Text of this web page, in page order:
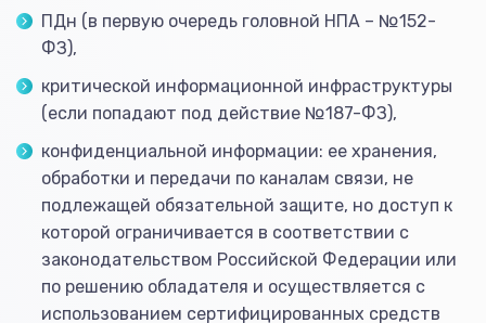
ПДн (в первую очередь головной НПА – №152-
ФЗ),
критической информационной инфраструктуры
(если попадают под действие №187-ФЗ),
конфиденциальной информации: ее хранения,
обработки и передачи по каналам связи, не
подлежащей обязательной защите, но доступ к
которой ограничивается в соответствии с
законодательством Российской Федерации или
по решению обладателя и осуществляется с
использованием сертифицированных средств